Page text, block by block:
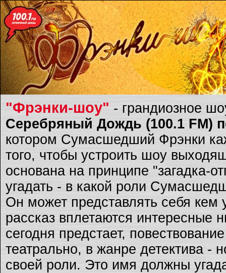
"Фрэнки-шоу" - грандиозное
Серебряный Дождь (100.1 FM)
котором Сумасшедший Фрэнки
того, чтобы устроить шоу
основана на принципе "загадка-
угадать - в какой роли
Он может представлять себя
рассказ вплетаются интересные
сегодня предстает,
театрально, в жанре детектива -
своей роли. Это имя должны